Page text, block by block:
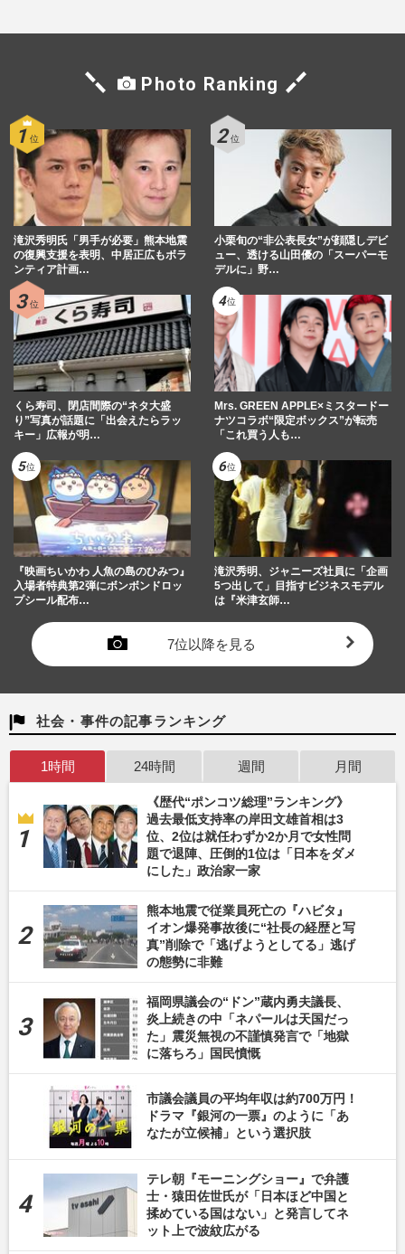
Photo Ranking
滝沢秀明氏「男手が必要」熊本地震
の復興支援を表明、中居正広もボラ
ンティア計画…
小栗旬の“非公表長女”が顔隠しデビ
ュー、透ける山田優の「スーパーモ
デルに」野…
くら寿司、閉店間際の“ネタ大盛
り”写真が話題に「出会えたらラッ
キー」広報が明…
Mrs. GREEN APPLE×ミスタードー
ナツコラボ“限定ボックス”が転売
「これ買う人も…
『映画ちいかわ 人魚の島のひみつ』
入場者特典第2弾にボンボンドロッ
プシール配布…
滝沢秀明、ジャニーズ社員に「企画
5つ出して」目指すビジネスモデル
は『米津玄師…
7位以降を見る
社会・事件の記事ランキング
1時間 24時間 週間 月間
《歴代“ポンコツ総理”ランキング》
過去最低支持率の岸田文雄首相は3
位、2位は就任わずか2か月で女性問
題で退陣、圧倒的1位は「日本をダメ
にした」政治家一家
熊本地震で従業員死亡の『ハビタ』
イオン爆発事故後に“社長の経歴と写
真”削除で「逃げようとしてる」逃げ
の態勢に非難
福岡県議会の“ドン”蔵内勇夫議長、
炎上続きの中「ネパールは天国だっ
た」震災無視の不謹慎発言で「地獄
に落ちろ」国民憤慨
市議会議員の平均年収は約700万円！
ドラマ『銀河の一票』のように「あ
なたが立候補」という選択肢
テレ朝『モーニングショー』で弁護
士・猿田佐世氏が「日本ほど中国と
揉めている国はない」と発言してネ
ット上で波紋広がる